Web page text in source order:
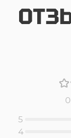
5
4